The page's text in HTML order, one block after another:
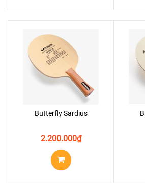
Butterfly Sardius
₫
2.200.000